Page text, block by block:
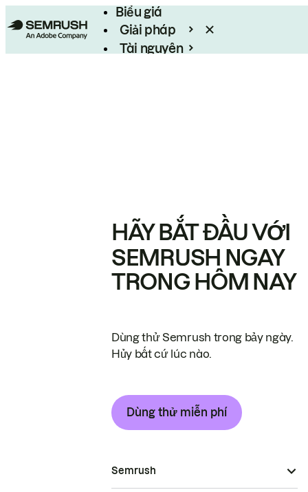
Biểu giá
Giải pháp
Tài nguyên
HÃY BẮT ĐẦU VỚI
SEMRUSH NGAY
TRONG HÔM NAY
Dùng thử Semrush trong bảy ngày.
Hủy bất cứ lúc nào.
Dùng thử miễn phí
Semrush